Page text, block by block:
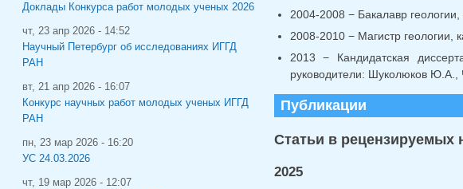
2004-2008 − Бакалавр
2008-2010 − Магистр
2013 − Кандидатская
руководители: Шуколюков Ю.А.,
Публикации
Статьи в рецензируемых
2025
Доклады Конкурса работ молодых ученых 2026
чт, 23 апр 2026 - 14:52
Научный Петербург об исследованиях ИГГД
РАН
вт, 21 апр 2026 - 16:07
Конкурс научных работ молодых ученых ИГГД
РАН
пн, 23 мар 2026 - 16:20
УС 24.03.2026
чт, 19 мар 2026 - 12:07